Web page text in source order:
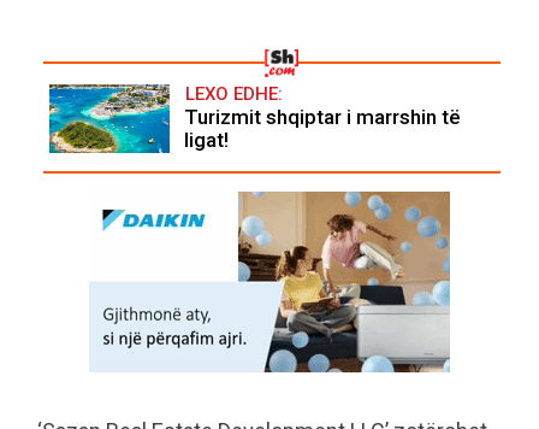
LEXO EDHE:
Turizmit shqiptar i marrshin të
ligat!